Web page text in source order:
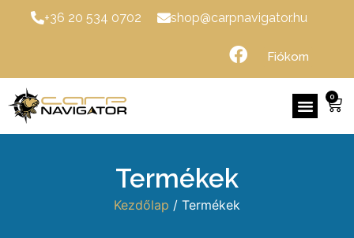
+36 20 534 0702 shop@carpnavigator.hu
Fiókom
0
Termékek
Kezdőlap / Termékek